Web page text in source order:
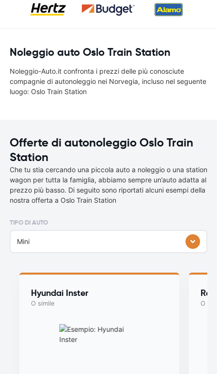
Noleggio auto Oslo Train Station
Noleggio-Auto.it confronta i prezzi delle più conosciute
compagnie di autonoleggio nei Norvegia, incluso nel seguente
luogo: Oslo Train Station
Offerte di autonoleggio Oslo Train
Station
Che tu stia cercando una piccola auto a noleggio o una station
wagon per tutta la famiglia, abbiamo sempre un’auto adatta al
prezzo più basso. Di seguito sono riportati alcuni esempi della
nostra offerta a Oslo Train Station
TIPO DI AUTO
Mini
Hyundai Inster
O simile O